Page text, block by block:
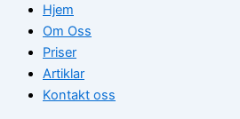
Hjem
Om Oss
Priser
Artiklar
Kontakt oss